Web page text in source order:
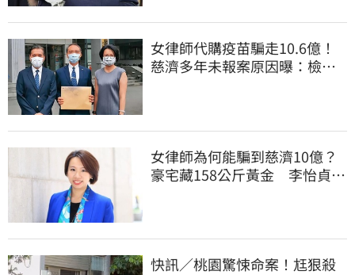
女律師代購疫苗騙走10.6億！
慈濟多年未報案原因曝：檢警
女律師為何能騙到慈濟10億？
豪宅藏158公斤黃金 李怡貞驚
快訊／桃園驚悚命案！尪狠殺